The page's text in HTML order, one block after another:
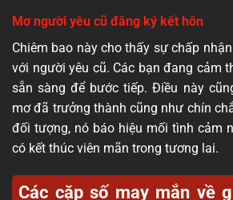
Mơ người yêu cũ đăng ký kết hôn
Chiêm bao này cho thấy sự chấp
với người yêu cũ. Các bạn đang cảm
sẵn sàng để bước tiếp. Điều này
mơ đã trưởng thành cũng như chín
đối tượng, nó báo hiệu mối tình cảm
có kết thúc viên mãn trong tương lai.
Các cặp số may mắn về